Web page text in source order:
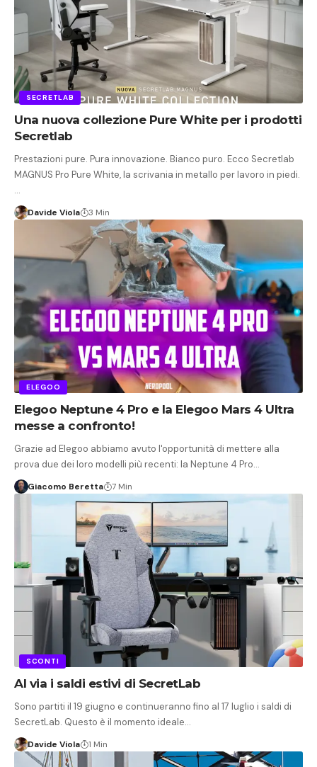
SECRETLAB
Una nuova collezione Pure White per i prodotti
Secretlab
Prestazioni pure. Pura innovazione. Bianco puro. Ecco Secretlab
MAGNUS Pro Pure White, la scrivania in metallo per lavoro in piedi.
…
Davide Viola 3 Min
ELEGOO
Elegoo Neptune 4 Pro e la Elegoo Mars 4 Ultra
messe a confronto!
Grazie ad Elegoo abbiamo avuto l'opportunità di mettere alla
prova due dei loro modelli più recenti: la Neptune 4 Pro…
Giacomo Beretta 7 Min
SCONTI
Al via i saldi estivi di SecretLab
Sono partiti il 19 giugno e continueranno fino al 17 luglio i saldi di
SecretLab. Questo è il momento ideale…
Davide Viola 1 Min